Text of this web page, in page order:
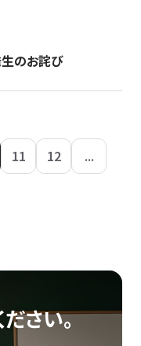
生のお詫び
11 12
...
さい。